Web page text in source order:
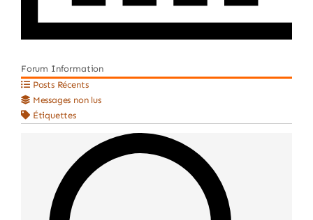
Forum Information
Posts Récents
Messages non lus
Étiquettes